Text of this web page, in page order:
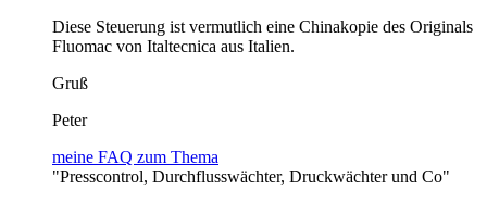
Diese Steuerung ist vermutlich eine Chinakopie des Originals
Fluomac von Italtecnica aus Italien.
Gruß
Peter
meine FAQ zum Thema
"Presscontrol, Durchflusswächter, Druckwächter und Co"